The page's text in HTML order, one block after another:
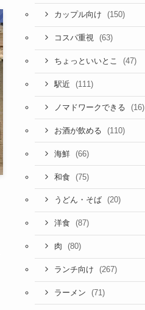
カップル向け (150)
コスパ重視 (63)
ちょっといいとこ (47)
駅近 (111)
ノマドワークできる (16)
お酒が飲める (110)
海鮮 (66)
和食 (75)
うどん・そば (20)
洋食 (87)
肉 (80)
ランチ向け (267)
ラーメン (71)